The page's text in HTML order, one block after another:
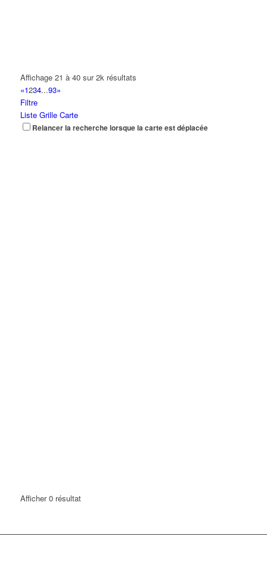
Affichage 21 à 40 sur 2k résultats
«1234...93»
Filtre
Liste Grille Carte
Relancer la recherche lorsque la carte est déplacée
Afficher 0 résultat